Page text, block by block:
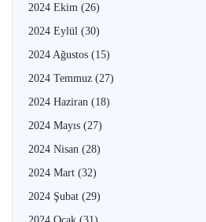
2024 Ekim (26)
2024 Eylül (30)
2024 Ağustos (15)
2024 Temmuz (27)
2024 Haziran (18)
2024 Mayıs (27)
2024 Nisan (28)
2024 Mart (32)
2024 Şubat (29)